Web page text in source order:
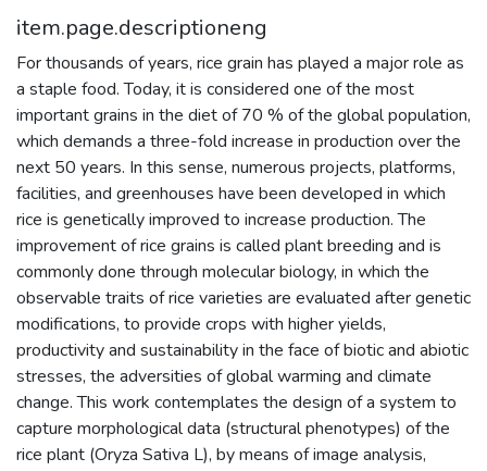
item.page.descriptioneng
For thousands of years, rice grain has played a major role as
a staple food. Today, it is considered one of the most
important grains in the diet of 70 % of the global population,
which demands a three-fold increase in production over the
next 50 years. In this sense, numerous projects, platforms,
facilities, and greenhouses have been developed in which
rice is genetically improved to increase production. The
improvement of rice grains is called plant breeding and is
commonly done through molecular biology, in which the
observable traits of rice varieties are evaluated after genetic
modifications, to provide crops with higher yields,
productivity and sustainability in the face of biotic and abiotic
stresses, the adversities of global warming and climate
change. This work contemplates the design of a system to
capture morphological data (structural phenotypes) of the
rice plant (Oryza Sativa L), by means of image analysis,